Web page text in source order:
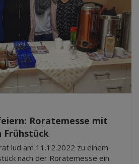
Roratemesse mit
Frühstück
lud am 11.12.2022 zu einem
nach der Roratemesse ein.